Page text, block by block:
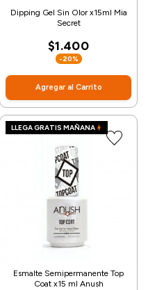
Dipping Gel Sin Olor x15ml Mia
Secret
$1.400
-20%
Agregar al Carrito
LLEGA GRATIS MAÑANA
Esmalte Semipermanente Top
Coat x15 ml Anush